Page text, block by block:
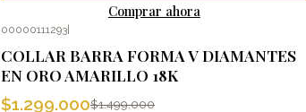
Comprar ahora
00000111293|
COLLAR BARRA FORMA V DIAMANTES
EN ORO AMARILLO 18K
$1.299.000$1.499.000